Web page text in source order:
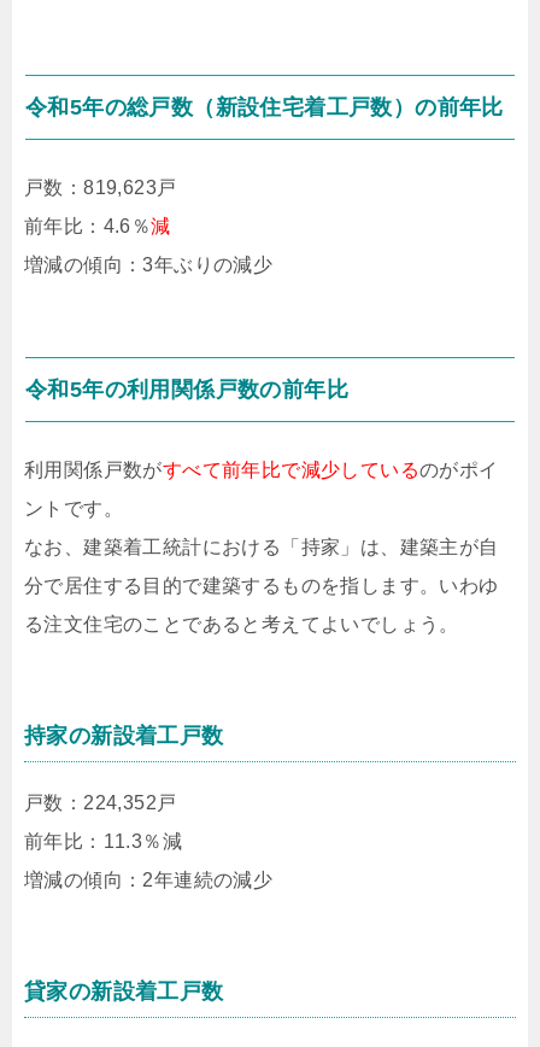
令和5年の総戸数（新設住宅着工戸数）の前年比
戸数：819,623戸
前年比：4.6％減
増減の傾向：3年ぶりの減少
令和5年の利用関係戸数の前年比
利用関係戸数がすべて前年比で減少しているのがポイ
ントです。
なお、建築着工統計における「持家」は、建築主が自
分で居住する目的で建築するものを指します。いわゆ
る注文住宅のことであると考えてよいでしょう。
持家の新設着工戸数
戸数：224,352戸
前年比：11.3％減
増減の傾向：2年連続の減少
貸家の新設着工戸数